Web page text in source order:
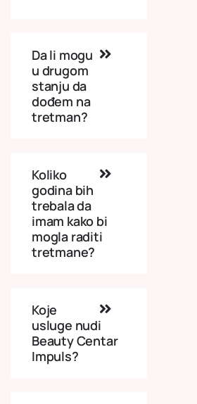
Da li mogu
u drugom
stanju da
dođem na
tretman?
Koliko
godina bih
trebala da
imam kako bi
mogla raditi
tretmane?
Koje
usluge nudi
Beauty Centar
Impuls?